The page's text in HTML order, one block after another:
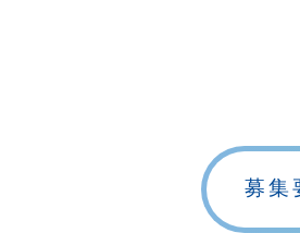
募集